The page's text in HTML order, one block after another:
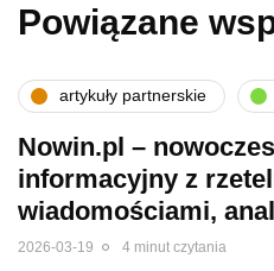
Powiązane
artykuły partnerskie
Nowin.pl –
informacyjny z
wiadomościami,
2026-03-19 4 minut czytania